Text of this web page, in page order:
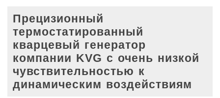
Прецизионный
термостатированный
кварцевый генератор
компании KVG с очень низкой
чувствительностью к
динамическим воздействиям